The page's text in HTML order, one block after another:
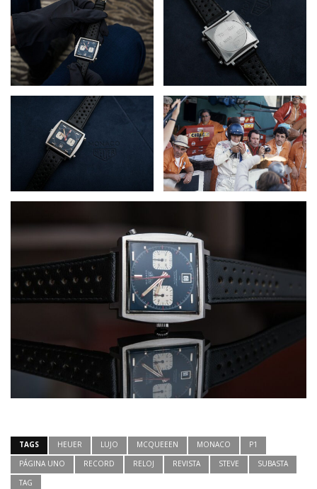
TAGS HEUER LUJO MCQUEEEN MONACO
P1
PÁGINA UNO
RECORD RELOJ REVISTA STEVE
SUBASTA
TAG